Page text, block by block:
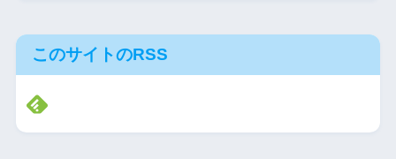
このサイトのRSS